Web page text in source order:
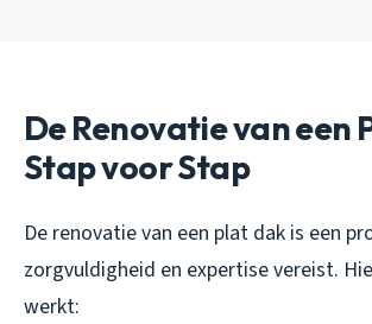
De Renovatie van een
Stap voor Stap
De renovatie van een plat dak is een
zorgvuldigheid en expertise vereist.
werkt: